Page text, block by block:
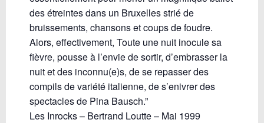
des étreintes dans un Bruxelles strié de
bruissements, chansons et coups de foudre.
Alors, effectivement, Toute une nuit inocule sa
fièvre, pousse à l’envie de sortir, d’embrasser la
nuit et des inconnu(e)s, de se repasser des
compils de variété italienne, de s’enivrer des
spectacles de Pina Bausch.”
Les Inrocks – Bertrand Loutte – Mai 1999